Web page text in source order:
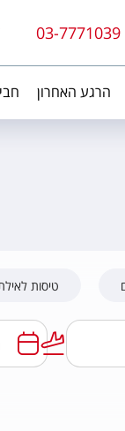
03-7771039
הרגע האחרון
טיסות